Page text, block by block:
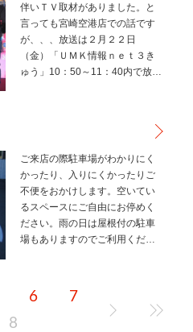
伴いＴＶ取材がありました。と
言っても宮崎空港店での話です
が、、、放送は２月２２日
（金）「ＵＭＫ情報ｎｅｔ３き
ゅう」10：50～11：40内で放送
ご来店の際駐車場がわかりにく
かったり、入りにくかったりご
不便をおかけします。空いてい
るスペースにご自由にお停めく
ださい。雨の日は屋根付の駐車
場もありますのでご利用くださ
6
7
8